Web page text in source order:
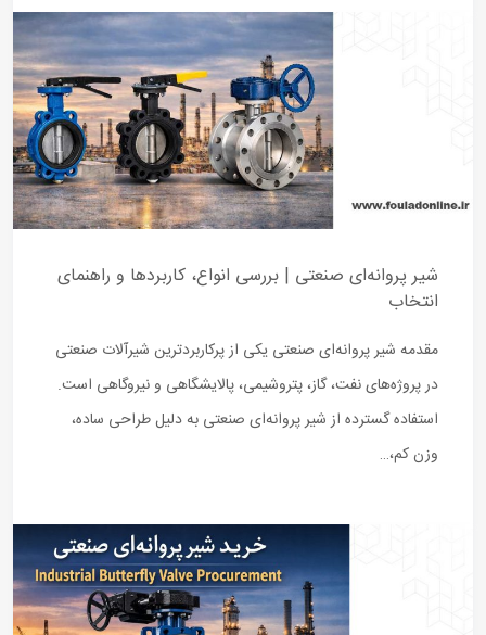
شیر پروانه‌ای صنعتی | بررسی انواع، کاربردها و راهنمای
انتخاب
مقدمه شیر پروانه‌ای صنعتی یکی از پرکاربردترین شیرآلات صنعتی
در پروژه‌های نفت، گاز، پتروشیمی، پالایشگاهی و نیروگاهی است.
استفاده گسترده از شیر پروانه‌ای صنعتی به دلیل طراحی ساده،
وزن کم،…